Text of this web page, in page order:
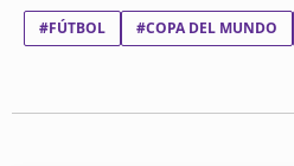
#FÚTBOL #COPA DEL MUNDO